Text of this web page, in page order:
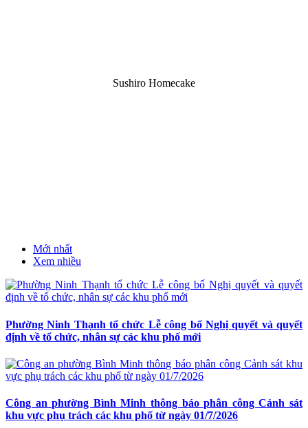
Sushiro Homecake
Mới nhất
Xem nhiều
Phường Ninh Thạnh tổ chức Lễ công bố Nghị quyết và quyết
định về tổ chức, nhân sự các khu phố mới
Công an phường Bình Minh thông báo phân công Cảnh sát
khu vực phụ trách các khu phố từ ngày 01/7/2026